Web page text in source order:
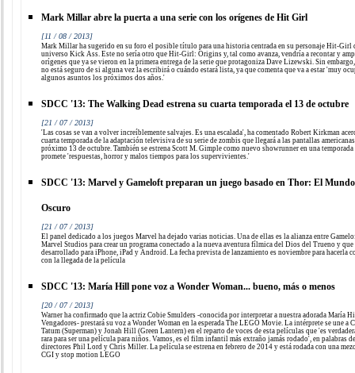
Mark Millar abre la puerta a una serie con los orígenes de Hit Girl
[11 / 08 / 2013]
Mark Millar ha sugerido en su foro el posible título para una historia centrada en su personaje Hit-Girl
universo Kick Ass. Este no sería otro que Hit-Girl: Origins y, tal como avanza, vendría a recontar y
orígenes que ya se vieron en la primera entrega de la serie que protagoniza Dave Lizewski. Sin
no está seguro de si alguna vez la escribirá o cuándo estará lista, ya que comenta que va a estar 'muy
algunos asuntos los próximos dos años.'
SDCC '13: The Walking Dead estrena su cuarta temporada el 13 de octubre
[21 / 07 / 2013]
'Las cosas se van a volver increíblemente salvajes. Es una escalada', ha comentado Robert Kirkman
cuarta temporada de la adaptación televisiva de su serie de zombis que llegará a las pantallas
próximo 13 de octubre. También se estrena Scott M. Gimple como nuevo showrunner en una temporada
promete 'respuestas, horror y malos tiempos para los supervivientes.'
SDCC '13: Marvel y Gameloft preparan un juego basado en Thor: El Mundo
Oscuro
[21 / 07 / 2013]
El panel dedicado a los juegos Marvel ha dejado varias noticias. Una de ellas es la alianza entre
Marvel Studios para crear un programa conectado a la nueva aventura fílmica del Dios del Trueno y que
desarrollado para iPhone, iPad y Android. La fecha prevista de lanzamiento es noviembre para hacerla
con la llegada de la película
SDCC '13: María Hill pone voz a Wonder Woman... bueno, más o menos
[20 / 07 / 2013]
Warner ha confirmado que la actriz Cobie Smulders -conocida por interpretar a nuestra adorada María
Vengadores- prestará su voz a Wonder Woman en la esperada The LEGO Movie. La intérprete se une a
Tatum (Superman) y Jonah Hill (Green Lantern) en el reparto de voces de esta películas que 'es
rara para ser una película para niños. Vamos, es el film infantil más extraño jamás rodado', en palabras
directores Phil Lord y Chris Miller. La película se estrena en febrero de 2014 y está rodada con una
CGI y stop motion LEGO